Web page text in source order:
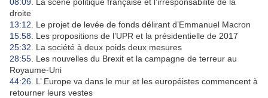
droite
13:12 . Le projet de levée de fonds délirant d’Emmanuel Macron
15:58 . Les propositions de l’UPR et la présidentielle de 2017
25:32 . La société à deux poids deux mesures
28:55 . Les nouvelles du Brexit et la campagne de terreur au
Royaume-Uni
44:26 . L’ Europe va dans le mur et les européistes commencent à
retourner leurs vestes